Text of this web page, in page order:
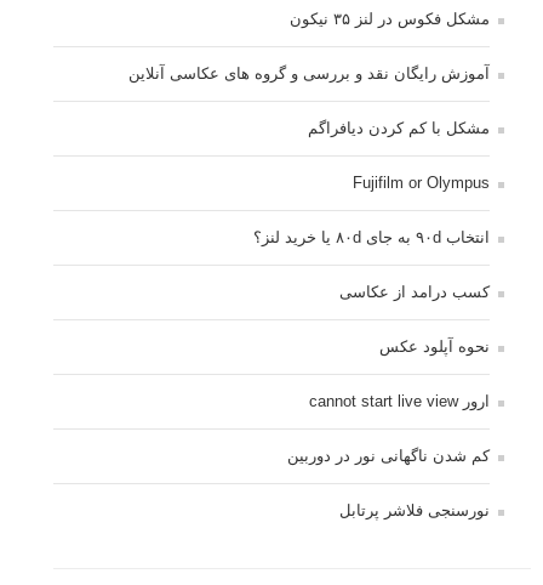
مشکل فکوس در لنز ۳۵ نیکون
آموزش رایگان نقد و بررسی و گروه های عکاسی آنلاین
مشکل با کم کردن دیافراگم
Fujifilm or Olympus
انتخاب ۹۰d به جای ۸۰d یا خرید لنز؟
کسب درامد از عکاسی
نحوه آپلود عکس
ارور cannot start live view
کم شدن ناگهانی نور در دوربین
نورسنجی فلاشر پرتابل